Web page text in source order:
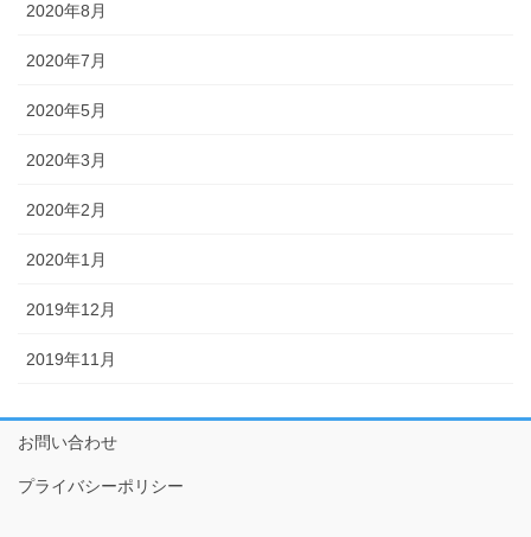
2020年8月
2020年7月
2020年5月
2020年3月
2020年2月
2020年1月
2019年12月
2019年11月
お問い合わせ
プライバシーポリシー